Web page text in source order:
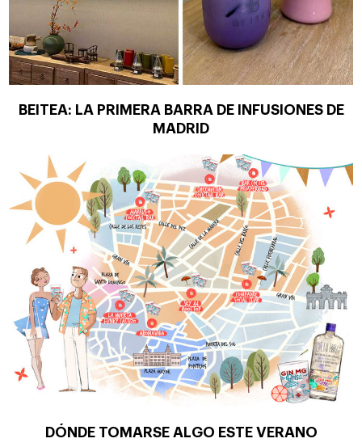
BEITEA: LA PRIMERA BARRA DE INFUSIONES DE
MADRID
DÓNDE TOMARSE ALGO ESTE VERANO